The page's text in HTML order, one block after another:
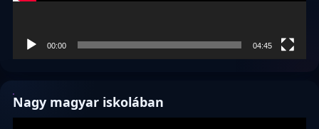
00:00 04:45
Nagy magyar iskolában